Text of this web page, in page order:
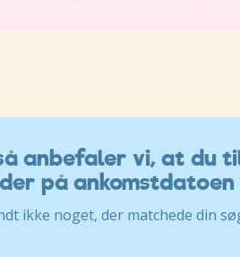
anbefaler vi, at du
på ankomstdatoen
ikke noget, der matchede din